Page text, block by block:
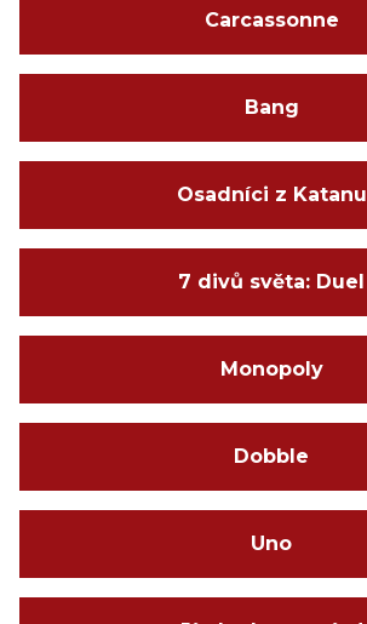
Carcassonne
Bang
Osadníci z Katanu
7 divů světa: Duel
Monopoly
Dobble
Uno